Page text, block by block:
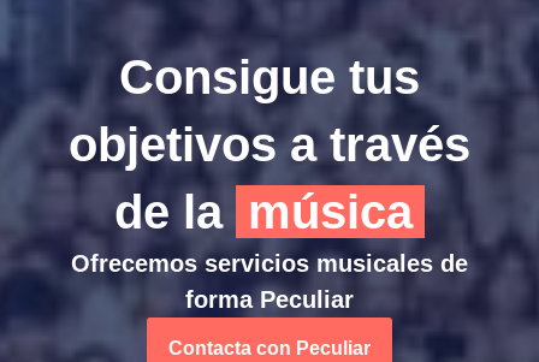
Consigue tus
objetivos a través
de la música
Ofrecemos servicios musicales de
forma Peculiar
Contacta con Peculiar